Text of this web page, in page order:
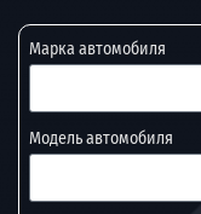
Марка автомобиля
Модель автомобиля